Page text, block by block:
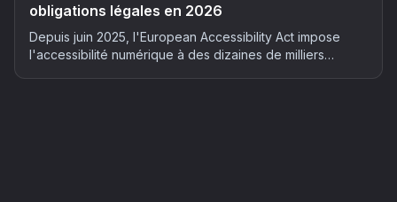
obligations légales en 2026
Depuis juin 2025, l'European Accessibility Act impose
l'accessibilité numérique à des dizaines de milliers